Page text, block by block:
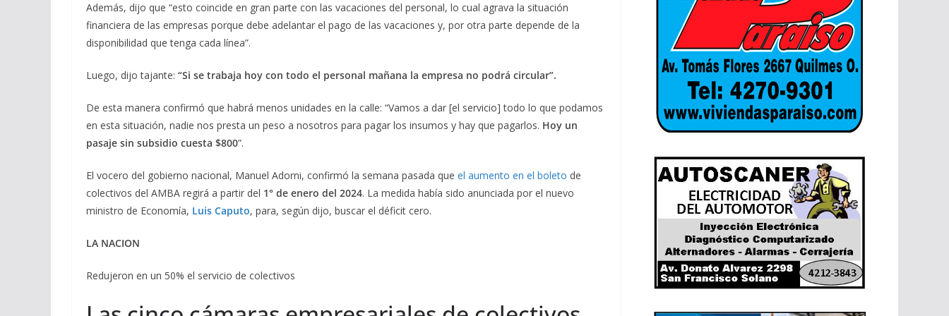
Además, dijo que “esto coincide en gran parte con las vacaciones del personal, lo cual agrava la situación
financiera de las empresas porque debe adelantar el pago de las vacaciones y, por otra parte depende de la
disponibilidad que tenga cada línea”.
Luego, dijo tajante: “Si se trabaja hoy con todo el personal mañana la empresa no podrá circular”.
De esta manera confirmó que habrá menos unidades en la calle: “Vamos a dar [el servicio] todo lo que podamos
en esta situación, nadie nos presta un peso a nosotros para pagar los insumos y hay que pagarlos. Hoy un
pasaje sin subsidio cuesta $800”.
El vocero del gobierno nacional, Manuel Adorni, confirmó la semana pasada que el aumento en el boleto de
colectivos del AMBA regirá a partir del 1° de enero del 2024. La medida había sido anunciada por el nuevo
ministro de Economía, Luis Caputo, para, según dijo, buscar el déficit cero.
LA NACION
Redujeron en un 50% el servicio de colectivos